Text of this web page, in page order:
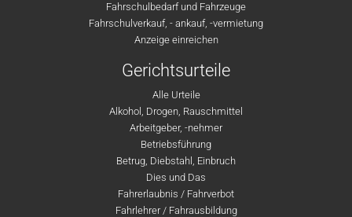
Fahrschulbedarf und Fahrzeuge
Fahrschulverkauf, - ankauf, -vermietung
Anzeige einreichen
Gerichtsurteile
Alle Urteile
Alkohol, Drogen, Rauschmittel
Arbeitgeber, -nehmer
Betriebsführung
Betrug, Diebstahl, Einbruch
Dies und Das
Fahrerlaubnis / Fahrverbot
Fahrlehrer / Fahrausbildung